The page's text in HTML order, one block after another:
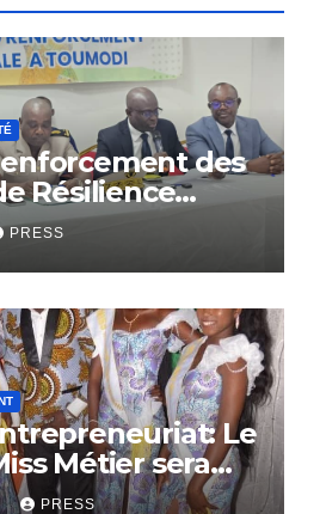
des
Résilience
PRESS
Le
Métier sera
PRESS